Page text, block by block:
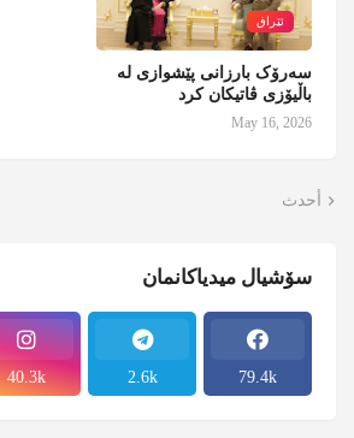
ئێراق
سەرۆک بارزانی پێشوازی لە
باڵیۆزی ڤاتیکان کرد
May 16, 2026
أحدث
سۆشیال میدیاکانمان
79.4k
2.6k
40.3k